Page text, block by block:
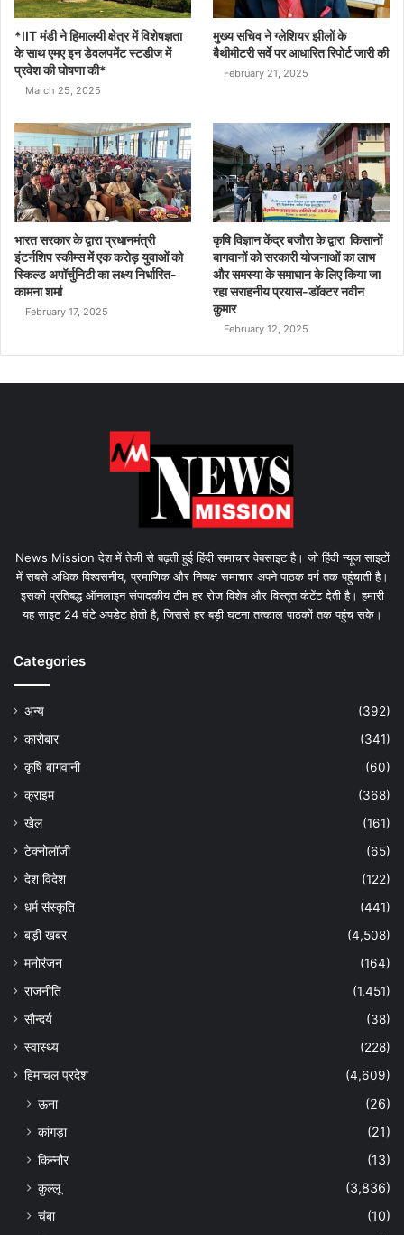
*IIT मंडी ने हिमालयी क्षेत्र में विशेषज्ञता
के साथ एमए इन डेवलपमेंट स्टडीज में
प्रवेश की घोषणा की*
March 25, 2025
मुख्य सचिव ने ग्लेशियर झीलों के
बैथीमीटरी सर्वे पर आधारित रिपोर्ट जारी की
February 21, 2025
भारत सरकार के द्वारा प्रधानमंत्री
इंटर्नशिप स्कीम्स में एक करोड़ युवाओं को
स्किल्ड अपॉर्चुनिटी का लक्ष्य निर्धारित-
कामना शर्मा
February 17, 2025
कृषि विज्ञान केंद्र बजौरा के द्वारा किसानों
बागवानों को सरकारी योजनाओं का लाभ
और समस्या के समाधान के लिए किया जा
रहा सराहनीय प्रयास-डॉक्टर नवीन
कुमार
February 12, 2025
News Mission देश में तेजी से बढ़ती हुई हिंदी समाचार वेबसाइट है। जो हिंदी न्यूज साइटों
में सबसे अधिक विश्वसनीय, प्रमाणिक और निष्पक्ष समाचार अपने पाठक वर्ग तक पहुंचाती है।
इसकी प्रतिबद्ध ऑनलाइन संपादकीय टीम हर रोज विशेष और विस्तृत कंटेंट देती है। हमारी
यह साइट 24 घंटे अपडेट होती है, जिससे हर बड़ी घटना तत्काल पाठकों तक पहुंच सके।
Categories
अन्य
(392)
कारोबार
(341)
कृषि बागवानी
(60)
क्राइम
(368)
खेल
(161)
टेक्नोलॉजी
(65)
देश विदेश
(122)
धर्म संस्कृति
(441)
बड़ी खबर
(4,508)
मनोरंजन
(164)
राजनीति
(1,451)
सौन्दर्य
(38)
स्वास्थ्य
(228)
हिमाचल प्रदेश
(4,609)
ऊना
(26)
कांगड़ा
(21)
किन्नौर
(13)
कुल्लू
(3,836)
चंबा
(10)